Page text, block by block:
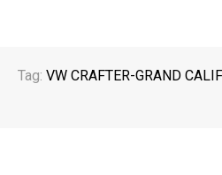
Tag: VW CRAFTER-GRAND